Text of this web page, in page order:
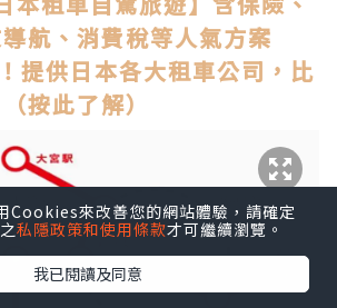
航、消費稅等人氣方案
提供日本各大租車公司，比
按此了解）
來改善您的網站體驗，請確定
私隱政策和使用條款才可繼續瀏覽。
我已閱讀及同意